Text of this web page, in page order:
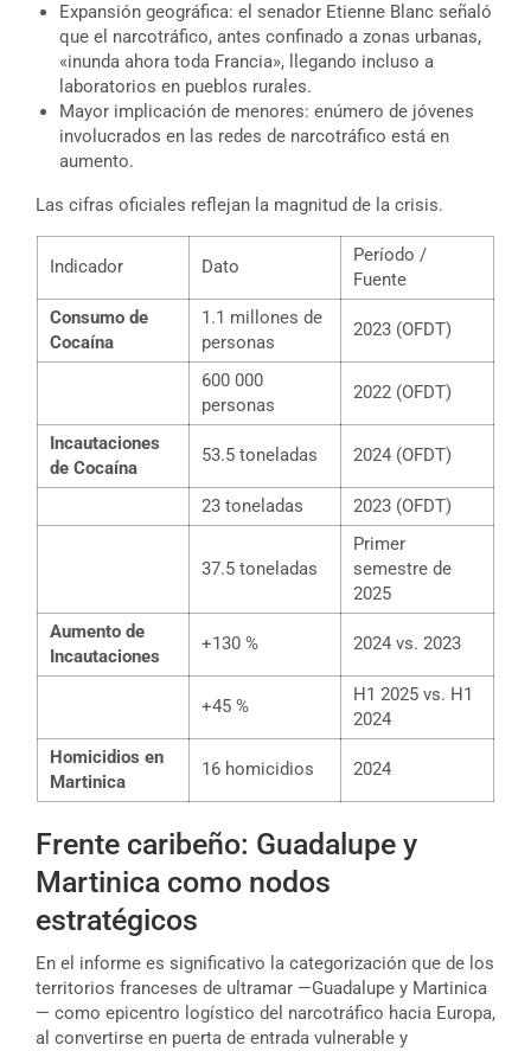
Expansión geográfica: el senador Etienne Blanc señaló
que el narcotráfico, antes confinado a zonas urbanas,
«inunda ahora toda Francia», llegando incluso a
laboratorios en pueblos rurales.
Mayor implicación de menores: enúmero de jóvenes
involucrados en las redes de narcotráfico está en
aumento.
Las cifras oficiales reflejan la magnitud de la crisis.
Indicador Dato
Período /
Fuente
Consumo de
Cocaína
1.1 millones de
personas
2023 (OFDT)
600 000
personas
2022 (OFDT)
Incautaciones
de Cocaína
53.5 toneladas 2024 (OFDT)
23 toneladas 2023 (OFDT)
37.5 toneladas
Primer
semestre de
2025
Aumento de
Incautaciones
+130 % 2024 vs. 2023
+45 %
H1 2025 vs. H1
2024
Homicidios en
Martinica
16 homicidios 2024
Frente caribeño: Guadalupe y
Martinica como nodos
estratégicos
En el informe es significativo la categorización que de los
territorios franceses de ultramar —Guadalupe y Martinica
— como epicentro logístico del narcotráfico hacia Europa,
al convertirse en puerta de entrada vulnerable y